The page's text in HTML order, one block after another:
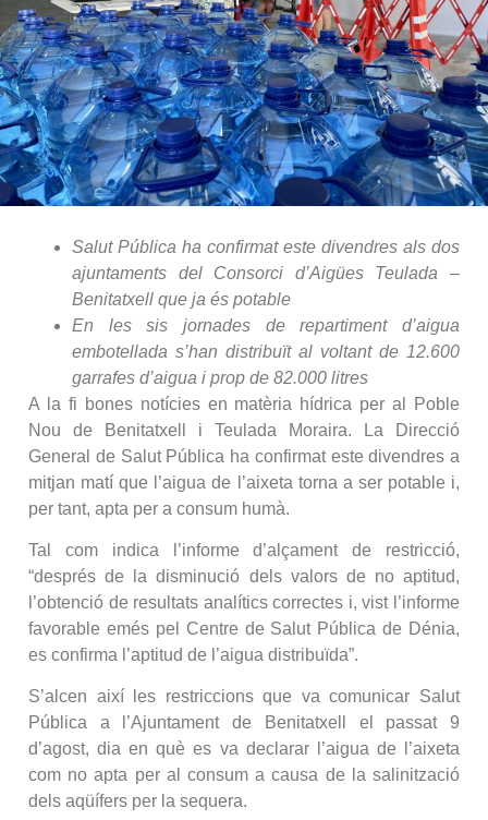
Salut Pública ha confirmat este divendres als dos
ajuntaments del Consorci d’Aigües Teulada –
Benitatxell que ja és potable
En les sis jornades de repartiment d’aigua
embotellada s’han distribuït al voltant de 12.600
garrafes d’aigua i prop de 82.000 litres
A la fi bones notícies en matèria hídrica per al Poble
Nou de Benitatxell i Teulada Moraira. La Direcció
General de Salut Pública ha confirmat este divendres a
mitjan matí que l’aigua de l’aixeta torna a ser potable i,
per tant, apta per a consum humà.
Tal com indica l’informe d’alçament de restricció,
“després de la disminució dels valors de no aptitud,
l’obtenció de resultats analítics correctes i, vist l’informe
favorable emés pel Centre de Salut Pública de Dénia,
es confirma l’aptitud de l’aigua distribuïda”.
S’alcen així les restriccions que va comunicar Salut
Pública a l’Ajuntament de Benitatxell el passat 9
d’agost, dia en què es va declarar l’aigua de l’aixeta
com no apta per al consum a causa de la salinització
dels aqüífers per la sequera.